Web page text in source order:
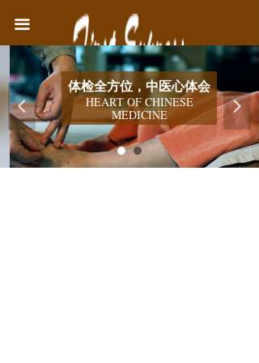
끀
首页
中医院简介
医疗业务
健康教育
联系我们
体检全方位，中医心体会
HEART OF CHINESE
MEDICINE
넳 넲